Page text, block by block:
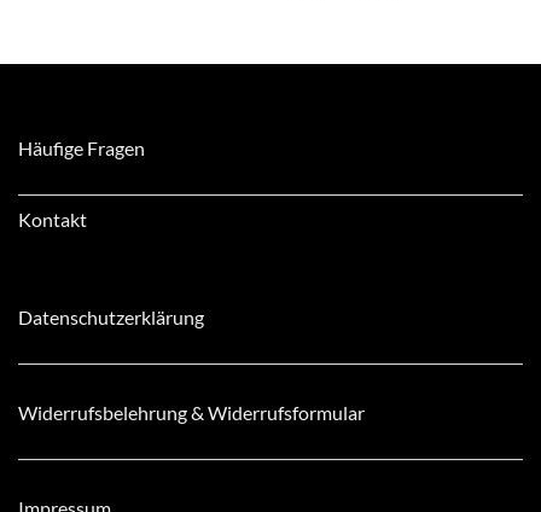
Häufige Fragen
Kontakt
Datenschutzerklärung
Widerrufsbelehrung & Widerrufsformular